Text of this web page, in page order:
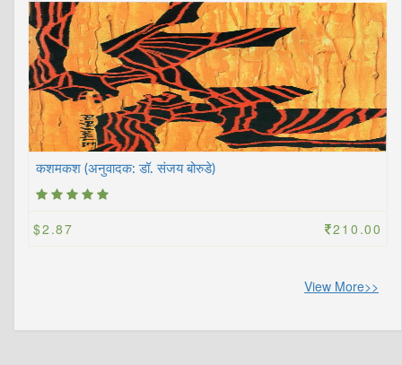
कशमकश (अनुवादक: डॉ. संजय बोरुडे)
$2.87 210.00
View More>>